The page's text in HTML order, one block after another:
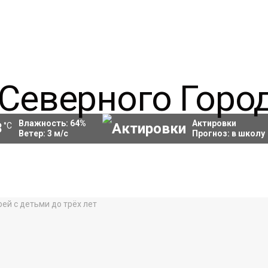
°C Влажность: 64%
Ветер: 3 м/с
Актировки
Прогноз: в школу